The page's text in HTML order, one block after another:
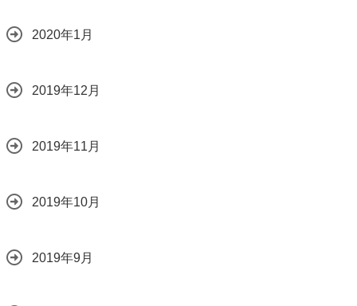
2020年1月
2019年12月
2019年11月
2019年10月
2019年9月